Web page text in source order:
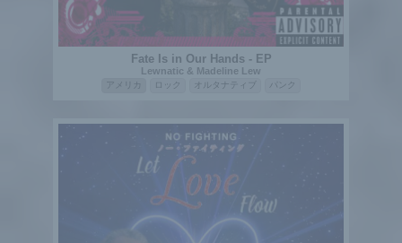
Fate Is in Our Hands - EP
Lewnatic & Madeline Lew
アメリカ ロック オルタナティブ パンク